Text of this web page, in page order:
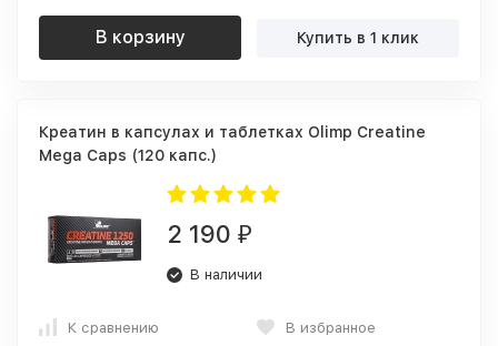
В корзину Купить в 1 клик
Креатин в капсулах и таблетках Olimp Creatine
Mega Caps (120 капс.)
2 190 ₽
В наличии
К сравнению В избранное